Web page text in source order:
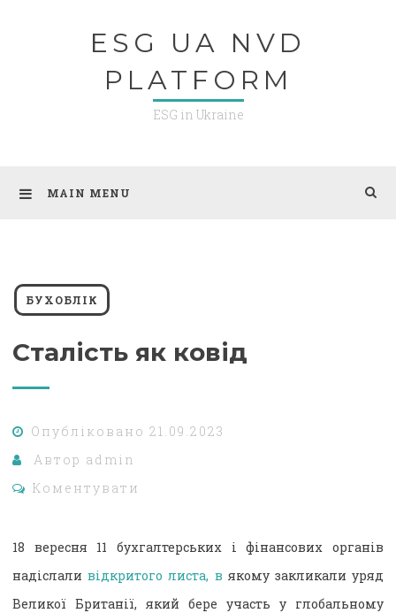
ESG UA NVD
PLATFORM
ESG in Ukraine
MAIN MENU
БУХОБЛІК
Сталість як ковід
Опубліковано 21.09.2023
Автор admin
Коментувати
18 вересня 11 бухгалтерських і фінансових органів
надіслаливідкритого листа, в якому закликали уряд
Великої Британії, який бере участь у глобальному